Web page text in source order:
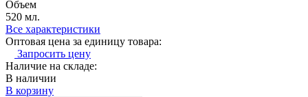
Объем
520 мл.
Все характеристики
Оптовая цена за единицу товара:
Запросить цену
Наличие на складе:
В наличии
В корзину